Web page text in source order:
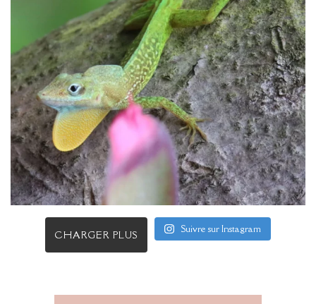
CHARGER PLUS Suivre sur Instagram